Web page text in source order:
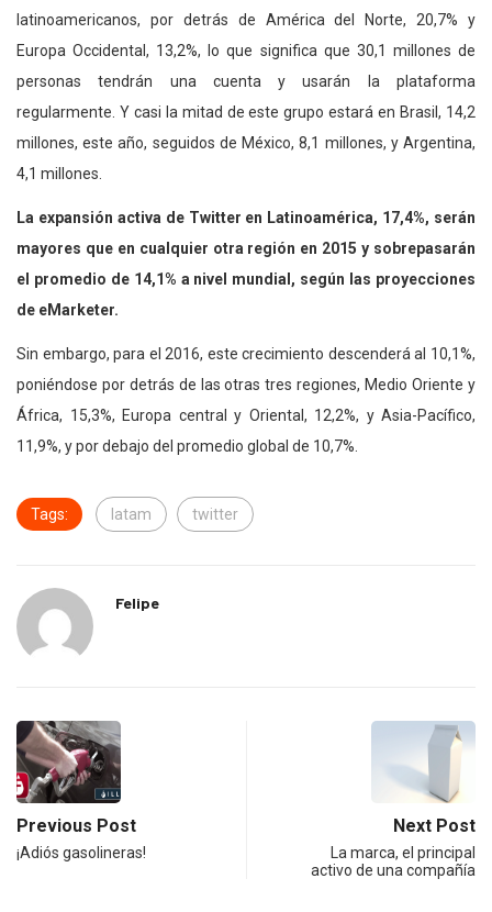
latinoamericanos, por detrás de América del Norte, 20,7% y
Europa Occidental, 13,2%, lo que significa que 30,1 millones de
personas tendrán una cuenta y usarán la plataforma
regularmente. Y casi la mitad de este grupo estará en Brasil, 14,2
millones, este año, seguidos de México, 8,1 millones, y Argentina,
4,1 millones.
La expansión activa de Twitter en Latinoamérica, 17,4%, serán
mayores que en cualquier otra región en 2015 y sobrepasarán
el promedio de 14,1% a nivel mundial, según las proyecciones
de eMarketer.
Sin embargo, para el 2016, este crecimiento descenderá al 10,1%,
poniéndose por detrás de las otras tres regiones, Medio Oriente y
África, 15,3%, Europa central y Oriental, 12,2%, y Asia-Pacífico,
11,9%, y por debajo del promedio global de 10,7%.
Tags: latam twitter
Felipe
Previous Post
¡Adiós gasolineras!
Next Post
La marca, el principal
activo de una compañía